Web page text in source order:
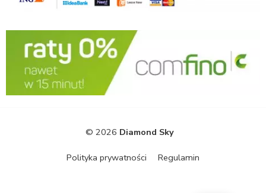
© 2026 Diamond Sky
Polityka prywatności Regulamin